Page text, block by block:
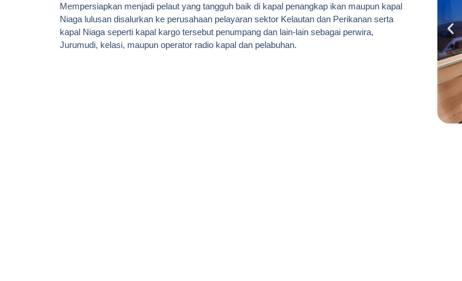
Mempersiapkan menjadi pelaut yang tangguh baik di kapal penangkap ikan maupun kapal
Niaga lulusan disalurkan ke perusahaan pelayaran sektor Kelautan dan Perikanan serta
kapal Niaga seperti kapal kargo tersebut penumpang dan lain-lain sebagai perwira,
Jurumudi, kelasi, maupun operator radio kapal dan pelabuhan.